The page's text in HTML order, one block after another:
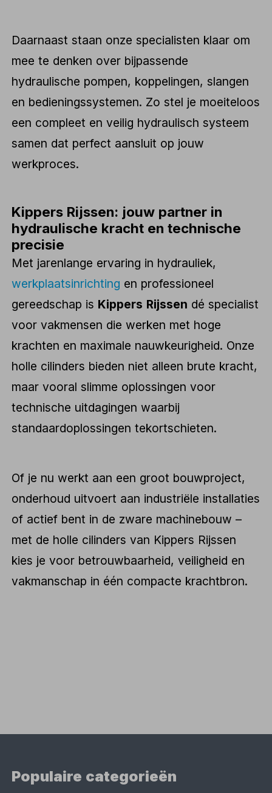
Daarnaast staan onze specialisten klaar om
mee te denken over bijpassende
hydraulische pompen, koppelingen, slangen
en bedieningssystemen. Zo stel je moeiteloos
een compleet en veilig hydraulisch systeem
samen dat perfect aansluit op jouw
werkproces.
Kippers Rijssen: jouw partner in
hydraulische kracht en technische
precisie
Met jarenlange ervaring in hydrauliek,
werkplaatsinrichting en professioneel
gereedschap is Kippers Rijssen dé specialist
voor vakmensen die werken met hoge
krachten en maximale nauwkeurigheid. Onze
holle cilinders bieden niet alleen brute kracht,
maar vooral slimme oplossingen voor
technische uitdagingen waarbij
standaardoplossingen tekortschieten.
Of je nu werkt aan een groot bouwproject,
onderhoud uitvoert aan industriële installaties
of actief bent in de zware machinebouw –
met de holle cilinders van Kippers Rijssen
kies je voor betrouwbaarheid, veiligheid en
vakmanschap in één compacte krachtbron.
Populaire categorieën